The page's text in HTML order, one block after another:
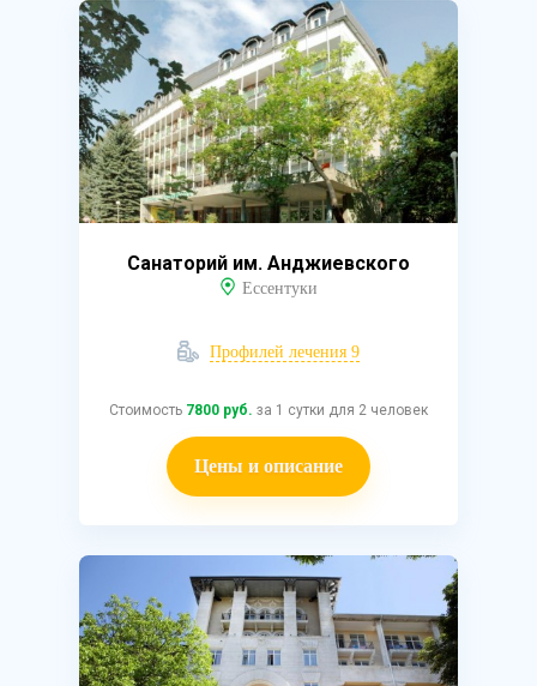
Санаторий им. Анджиевского
Ессентуки
Профилей лечения 9
Стоимость 7800 руб. за 1 сутки для 2 человек
Цены и описание